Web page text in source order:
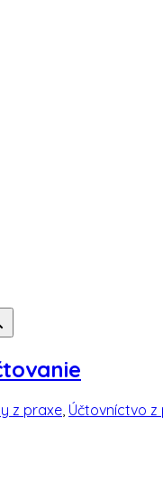
z praxe Účtovníctvo z